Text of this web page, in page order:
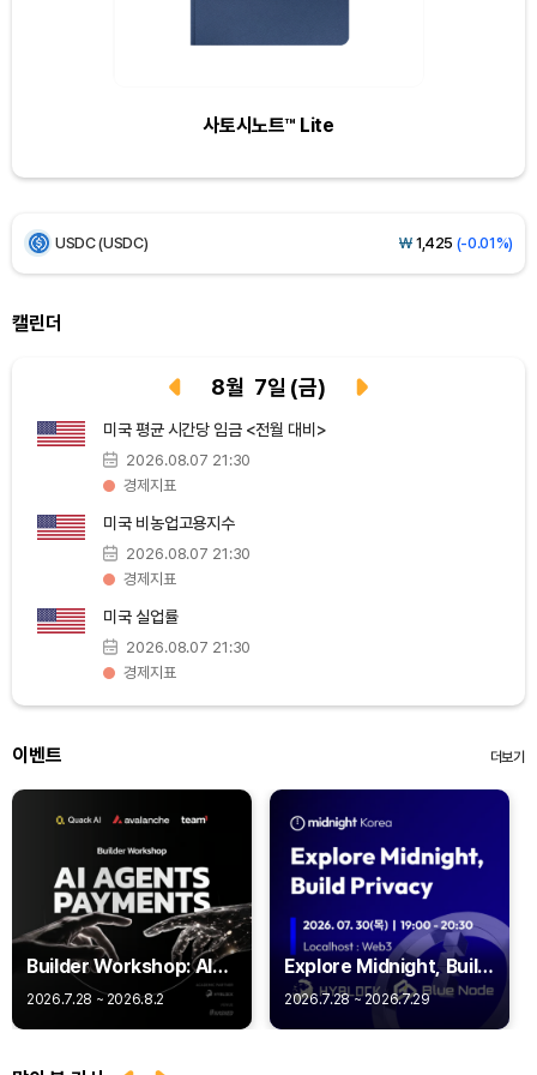
사토시노트™ Lite
XRP (XRP) ₩ 1,478 (-0.82%)
Solana (SOL)
Hyperliquid (HYPE)
Dogecoin (DOGE)
Bitcoin (BTC)
캘린더
8월 7일 (금)
미국 평균 시간당 임금 <전월 대비>
2026.08.07 21:30
경제지표
미국 비농업고용지수
2026.08.07 21:30
경제지표
미국 실업률
2026.08.07 21:30
경제지표
이벤트 더보기
Builder Workshop: AI
Agent Payments -
2026.7.28 ~ 2026.8.2
Explore Midnight, Build
Privacy
2026.7.28 ~ 2026.7.29